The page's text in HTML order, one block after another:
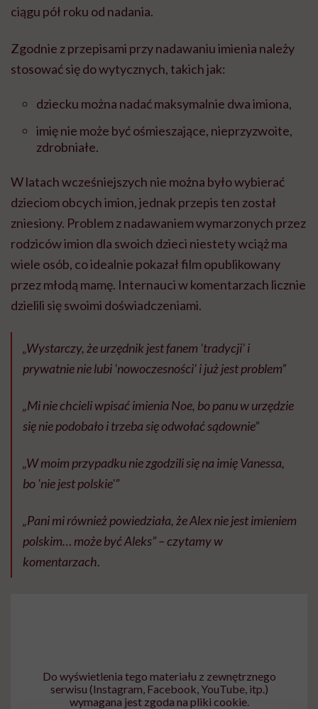
ciągu pół roku od nadania.
Zgodnie z przepisami przy nadawaniu imienia należy
stosować się do wytycznych, takich jak:
dziecku można nadać maksymalnie dwa imiona,
imię nie może być ośmieszające, nieprzyzwoite,
zdrobniałe.
W latach wcześniejszych nie można było wybierać
dzieciom obcych imion, jednak przepis ten został
zniesiony. Problem z nadawaniem wymarzonych przez
rodziców imion dla swoich dzieci niestety wciąż ma
wiele osób, co idealnie pokazał film opublikowany
przez młodą mamę. Internauci w komentarzach licznie
dzielili się swoimi doświadczeniami.
„Wystarczy, że urzędnik jest fanem 'tradycji’ i
prywatnie nie lubi 'nowoczesności’ i już jest problem”
„Mi nie chcieli wpisać imienia Noe, bo panu w urzędzie
się nie podobało i trzeba się odwołać sądownie”
„W moim przypadku nie zgodzili się na imię Vanessa,
bo 'nie jest polskie'”
„Pani mi również powiedziała, że Alex nie jest imieniem
polskim… może być Aleks” – czytamy w
komentarzach.
Do wyświetlenia tego materiału z zewnętrznego
serwisu (Instagram, Facebook, YouTube, itp.)
wymagana jest zgoda na pliki cookie.